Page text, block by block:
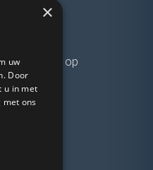
met ons op
×
uw
Door
u in met
met ons